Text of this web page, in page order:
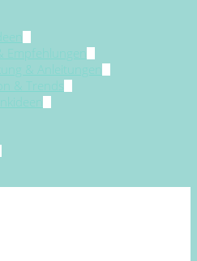
& Anleitungen
& Trends